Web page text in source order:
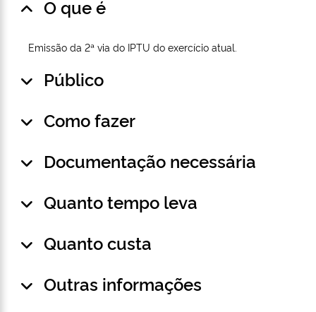
O que é
Emissão da 2ª via do IPTU do exercício atual.
Público
Como fazer
Documentação necessária
Quanto tempo leva
Quanto custa
Outras informações